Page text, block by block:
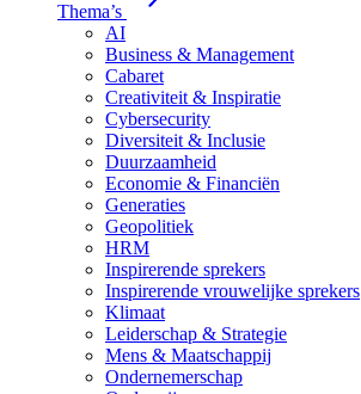
Thema’s
AI
Business & Management
Cabaret
Creativiteit & Inspiratie
Cybersecurity
Diversiteit & Inclusie
Duurzaamheid
Economie & Financiën
Generaties
Geopolitiek
HRM
Inspirerende sprekers
Inspirerende vrouwelijke sprekers
Klimaat
Leiderschap & Strategie
Mens & Maatschappij
Ondernemerschap